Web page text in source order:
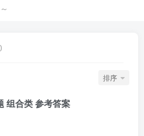
排序
组合类 参考答案